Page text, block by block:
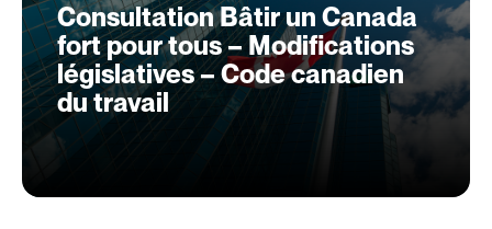
Consultation Bâtir un Canada
fort pour tous – Modifications
législatives – Code canadien
du travail